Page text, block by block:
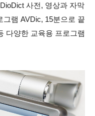
사전, 영상과 자막
램 AVDic, 15분으로 끝
다양한 교육용 프로그램